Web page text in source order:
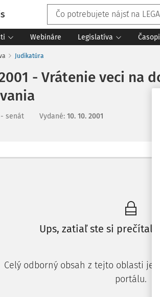
Webináre Legislatíva
Judikatúra
- Vrátenie veci na
- senát Vydané: 10. 10. 2001
Ups, zatiaľ ste si prečítali
Celý odborný obsah z tejto oblasti je
portálu.